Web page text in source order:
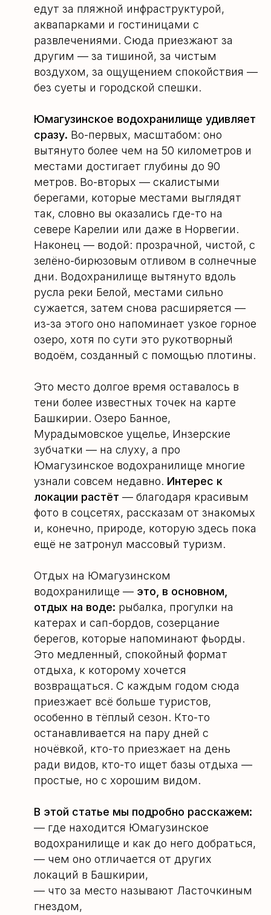
едут за пляжной инфраструктурой,
аквапарками и гостиницами с
развлечениями. Сюда приезжают за
другим — за тишиной, за чистым
воздухом, за ощущением спокойствия —
без суеты и городской спешки.
Юмагузинское водохранилище удивляет
сразу. Во-первых, масштабом: оно
вытянуто более чем на 50 километров и
местами достигает глубины до 90
метров. Во-вторых — скалистыми
берегами, которые местами выглядят
так, словно вы оказались где-то на
севере Карелии или даже в Норвегии.
Наконец — водой: прозрачной, чистой, с
зелёно-бирюзовым отливом в солнечные
дни. Водохранилище вытянуто вдоль
русла реки Белой, местами сильно
сужается, затем снова расширяется —
из-за этого оно напоминает узкое горное
озеро, хотя по сути это рукотворный
водоём, созданный с помощью плотины.
Это место долгое время оставалось в
тени более известных точек на карте
Башкирии. Озеро Банное,
Мурадымовское ущелье, Инзерские
зубчатки — на слуху, а про
Юмагузинское водохранилище многие
узнали совсем недавно. Интерес к
локации растёт — благодаря красивым
фото в соцсетях, рассказам от знакомых
и, конечно, природе, которую здесь пока
ещё не затронул массовый туризм.
Отдых на Юмагузинском
водохранилище — это, в основном,
отдых на воде: рыбалка, прогулки на
катерах и сап-бордов, созерцание
берегов, которые напоминают фьорды.
Это медленный, спокойный формат
отдыха, к которому хочется
возвращаться. С каждым годом сюда
приезжает всё больше туристов,
особенно в тёплый сезон. Кто-то
останавливается на пару дней с
ночёвкой, кто-то приезжает на день
ради видов, кто-то ищет базы отдыха —
простые, но с хорошим видом.
В этой статье мы подробно расскажем:
— где находится Юмагузинское
водохранилище и как до него добраться,
— чем оно отличается от других
локаций в Башкирии,
— что за место называют Ласточкиным
гнездом,